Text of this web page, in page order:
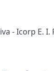
- Icorp E. I.